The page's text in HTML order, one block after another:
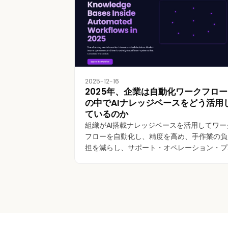
2025-12-16
2025年、企業は自動化ワークフロー
の中でAIナレッジベースをどう活用
ているのか
組織がAI搭載ナレッジベースを活用してワ
フローを自動化し、精度を高め、手作業の負
担を減らし、サポート・オペレーション・プ